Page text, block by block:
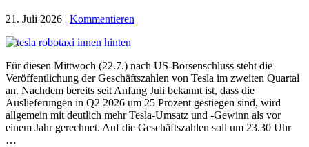
21. Juli 2026 | Kommentieren
Für diesen Mittwoch (22.7.) nach US-Börsenschluss steht die
Veröffentlichung der Geschäftszahlen von Tesla im zweiten Quartal
an. Nachdem bereits seit Anfang Juli bekannt ist, dass die
Auslieferungen in Q2 2026 um 25 Prozent gestiegen sind, wird
allgemein mit deutlich mehr Tesla-Umsatz und -Gewinn als vor
einem Jahr gerechnet. Auf die Geschäftszahlen soll um 23.30 Uhr
…